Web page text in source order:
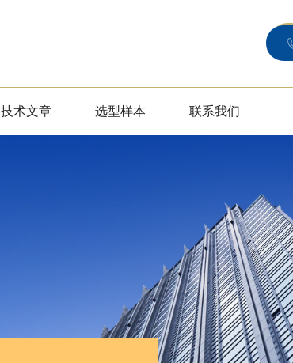
技术文章 选型样本 联系我们